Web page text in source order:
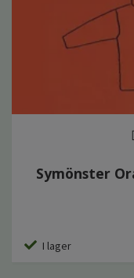
Symönster
I lager